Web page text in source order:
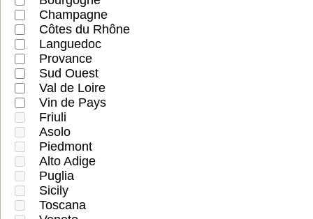
Champagne
Côtes du Rhône
Languedoc
Provance
Sud Ouest
Val de Loire
Vin de Pays
Friuli
Asolo
Piedmont
Alto Adige
Puglia
Sicily
Toscana